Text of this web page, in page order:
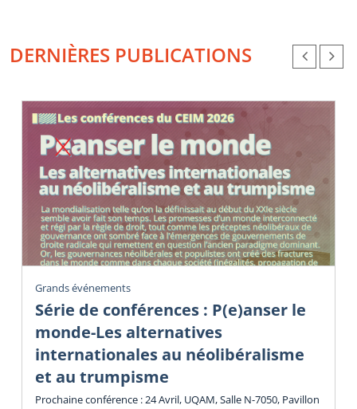
DERNIÈRES PUBLICATIONS
Grands événements
Série de conférences : P(e)anser le
monde-Les alternatives
internationales au néolibéralisme
et au trumpisme
Prochaine conférence : 24 Avril, UQAM, Salle N-7050, Pavillon